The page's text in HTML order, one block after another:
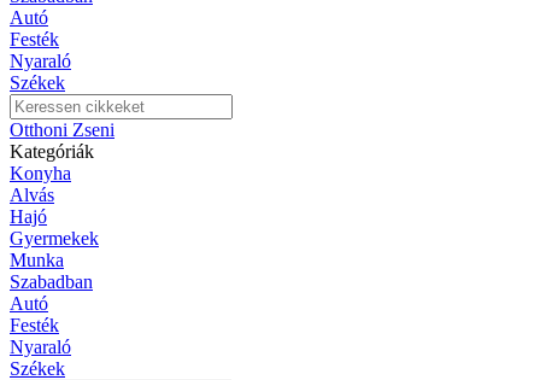
Autó
Festék
Nyaraló
Székek
Otthoni Zseni
Kategóriák
Konyha
Alvás
Hajó
Gyermekek
Munka
Szabadban
Autó
Festék
Nyaraló
Székek